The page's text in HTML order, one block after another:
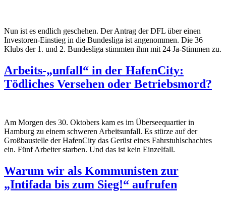
Nun ist es endlich geschehen. Der Antrag der DFL über einen
Investoren-Einstieg in die Bundesliga ist angenommen. Die 36
Klubs der 1. und 2. Bundesliga stimmten ihm mit 24 Ja-Stimmen zu.
Arbeits-„unfall“ in der HafenCity:
Tödliches Versehen oder Betriebsmord?
Am Morgen des 30. Oktobers kam es im Überseequartierin
Hamburg zu einem schweren Arbeitsunfall. Es stürze auf der
Großbaustelle der HafenCity das Gerüst eines Fahrstuhlschachtes
ein. FünfArbeiter starben. Und das ist kein Einzelfall.
Warum wir als Kommunisten zur
„Intifada bis zum Sieg!“ aufrufen